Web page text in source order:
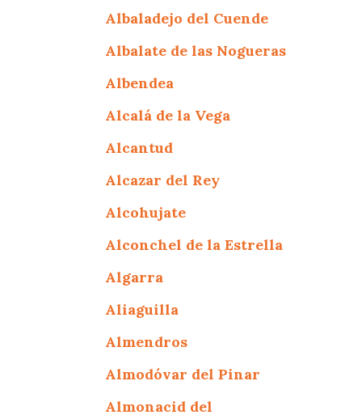
Albaladejo del Cuende
Albalate de las Nogueras
Albendea
Alcalá de la Vega
Alcantud
Alcazar del Rey
Alcohujate
Alconchel de la Estrella
Algarra
Aliaguilla
Almendros
Almodóvar del Pinar
Almonacid del